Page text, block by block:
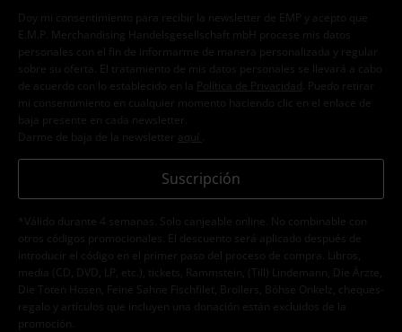
Doy mi consentimiento para recibir la newsletter de EMP y acepto que
E.M.P. Merchandising Handelsgesellschaft mbH procese mis datos
personales con el fin de informarme de manera personalizada y regular
sobre su oferta. El tratamiento de mis datos personales se llevará a cabo
de acuerdo con lo establecido en la
Política de Privacidad . Puedo retirar
mi consentimiento en cualquier momento haciendo clic en el enlace de
baja presente en cada newsletter.
Darme de baja de la newsletter
aquí
Suscripción
*Válido durante 4 semanas. Solo canjeable online. No combinable con
otros códigos promocionales. El descuento será aplicado después de
introducir el código en el primer paso del proceso de compra. Libros,
media (CD, DVD, LP, etc.), tickets, Rammstein, (Till) Lindemann, Die Ärzte,
Die Toten Hosen, Feine Sahne Fischfilet, Broilers, Böhse Onkelz, cheques-
regalo y artículos que incluyen una donación están excluidos de la
promoción.